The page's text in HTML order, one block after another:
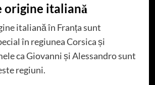
origine italiană
italiană în Franța sunt
în regiunea Corsica și
ca Giovanni și Alessandro sunt
regiuni.